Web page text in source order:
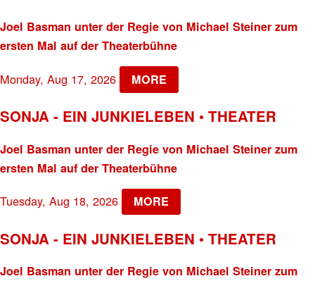
Joel Basman unter der Regie von Michael Steiner zum
ersten Mal auf der Theaterbühne
Monday, Aug 17, 2026 MORE
SONJA - EIN JUNKIELEBEN • THEATER
Joel Basman unter der Regie von Michael Steiner zum
ersten Mal auf der Theaterbühne
Tuesday, Aug 18, 2026 MORE
SONJA - EIN JUNKIELEBEN • THEATER
Joel Basman unter der Regie von Michael Steiner zum